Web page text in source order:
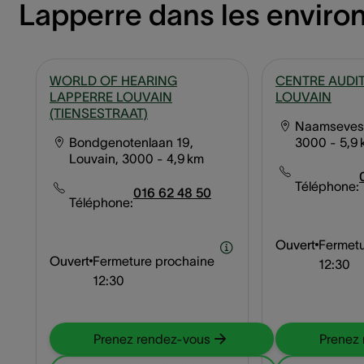
Lapperre dans les
WORLD OF HEARING
LAPPERRE LOUVAIN
(TIENSESTRAAT)
Bondgenotenlaan 19,
Louvain, 3000 - 4,9 km
Téléphone:
016 62 48 50
Ouvert Fermeture prochaine
12:30
Prenez rendez-vous
CENTRE
LOUVAIN
3000 - 5,9
Téléphone:
Ouvert
12:30